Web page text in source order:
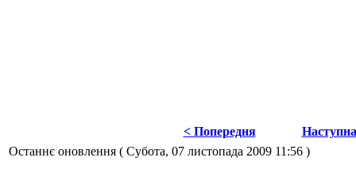
< Попередня
Останнє оновлення ( Субота, 07 листопада 2009 11:56 )